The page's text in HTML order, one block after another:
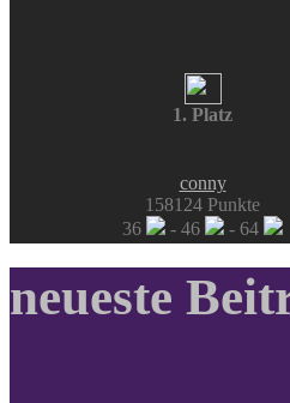
1. Platz
conny
158124 Punkte
36
- 46 - 64
neueste